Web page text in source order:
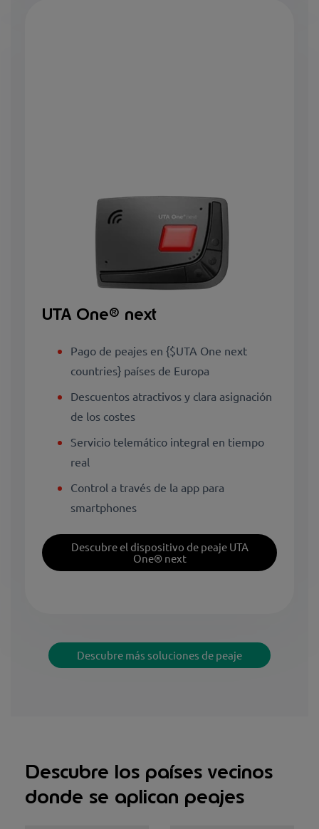
UTA One® next
Pago de peajes en {$UTA One next
countries} países de Europa
Descuentos atractivos y clara asignación
de los costes
Servicio telemático integral en tiempo
real
Control a través de la app para
smartphones
Descubre el dispositivo de peaje UTA
One® next
Descubre más soluciones de peaje
Descubre los países vecinos
donde se aplican peajes